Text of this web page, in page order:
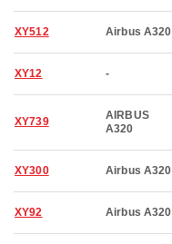
XY512 Airbus A320
XY12 -
XY739
AIRBUS
A320
XY300 Airbus A320
XY92 Airbus A320